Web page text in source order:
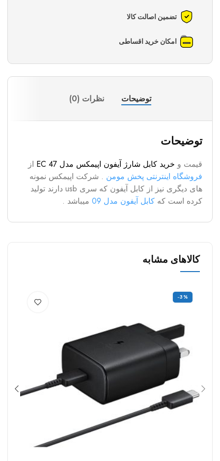
تضمین اصالت کالا
امکان خرید اقساطی
توضیحات نظرات (0)
توضیحات
قیمت و خرید کابل شارژ آیفون اپیمکس مدل EC 47
از
فروشگاه اینترنتی پخش مومن . شرکت اپیمکس نمونه
های دیگری نیز از کابل آیفون که سری usb دارند تولید
کرده است که کابل آیفون مدل 09 میباشد .
کالاهای مشابه
-3%